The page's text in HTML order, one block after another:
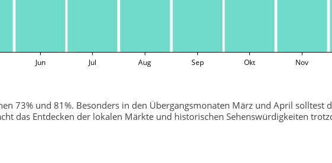
Jun Jul Aug Sep Okt Nov
73% und 81%. Besonders in den Übergangsmonaten März und April solltest
das Entdecken der lokalen Märkte und historischen Sehenswürdigkeiten